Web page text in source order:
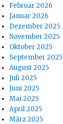
Februar 2026
Januar 2026
Dezember 2025
November 2025
Oktober 2025
September 2025
August 2025
Juli 2025
Juni 2025
Mai 2025
April 2025
März 2025